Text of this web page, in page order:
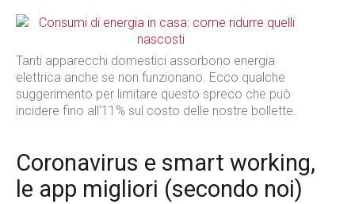
Tanti apparecchi domestici assorbono energia
elettrica anche se non funzionano. Ecco qualche
suggerimento per limitare questo spreco che può
incidere fino all'11% sul costo delle nostre bollette.
Coronavirus e smart working,
le app migliori (secondo noi)